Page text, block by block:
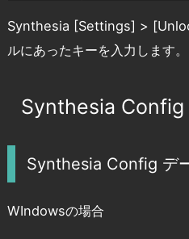
Synthesia [Settings] >
ルにあったキーを入力します。
Synthesia Config
Synthesia Config デ
WIndowsの場合